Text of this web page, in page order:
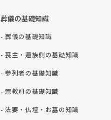
葬儀の基礎知識
- 葬儀の基礎知識
- 喪主・遺族側の基礎知識
- 参列者の基礎知識
- 宗教別の基礎知識
- 法要・仏壇・お墓の知識